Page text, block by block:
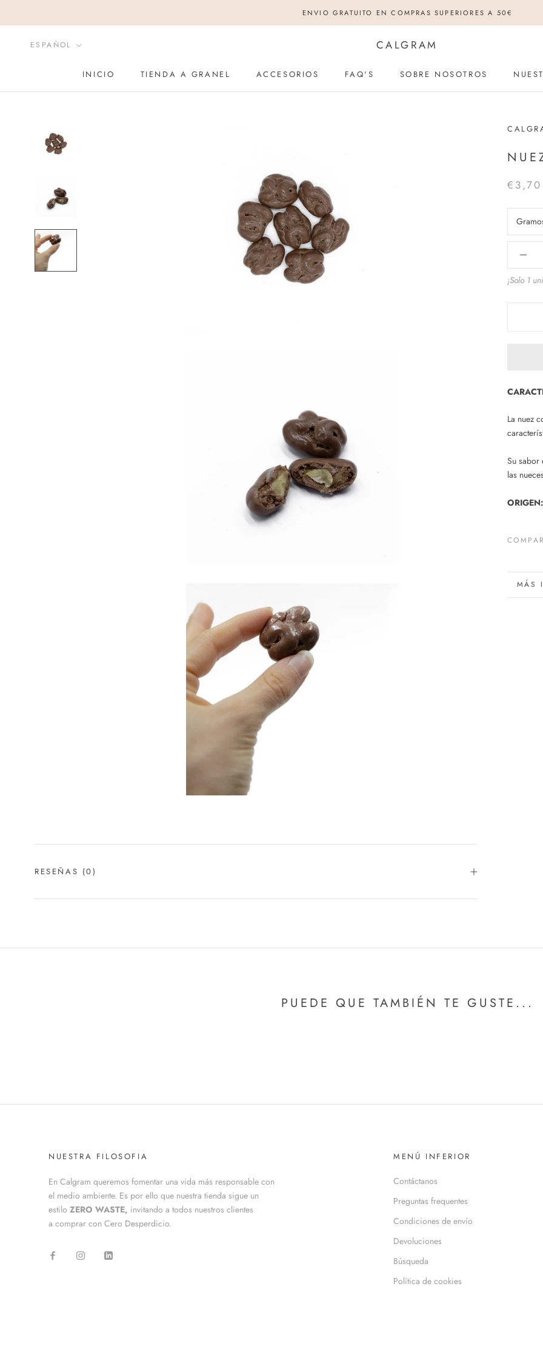
ENVIO GRATUITO EN COMPRAS SUPERIORES A 50€
INICIO
TIENDA A GRANEL
ACCESORIOS
FAQ'S
SOBRE NOSOTROS
Idioma
ESPAÑOL CALGRAM
€3,70
¡Solo 1
La nuez
Su sabor
las
ORIGEN:
MÁS
VER
RESEÑAS (0)
PUEDE QUE TAMBIÉN TE GUSTE...
NUESTRA FILOSOFIA
En Calgram queremos fomentar una vida más responsable con
el medio ambiente. Es por ello que nuestra tienda sigue un
estilo ZERO WASTE, invitando a todos nuestros clientes
a comprar con Cero Desperdicio.
MENÚ INFERIOR
Contáctanos
Preguntas frequentes
Condiciones de envío
Devoluciones
Búsqueda
Política de cookies